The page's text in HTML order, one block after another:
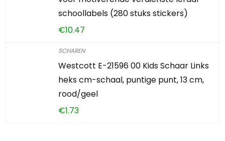
schoollabels (280 stuks stickers)
€10.47
SCHAREN
Westcott E-21596 00 Kids Schaar Links
heks cm-schaal, puntige punt, 13 cm,
rood/geel
€1.73